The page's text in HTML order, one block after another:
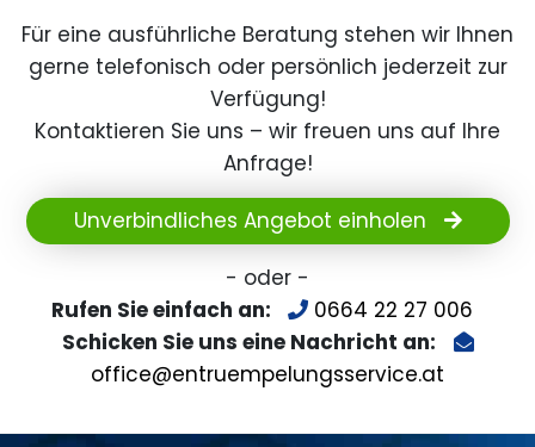
Für eine ausführliche Beratung stehen wir Ihnen
gerne telefonisch oder persönlich jederzeit zur
Verfügung!
Kontaktieren Sie uns – wir freuen uns auf Ihre
Anfrage!
Unverbindliches Angebot einholen
- oder -
Rufen Sie einfach an:
0664 22 27 006
Schicken Sie uns eine Nachricht an:
office@entruempelungsservice.at